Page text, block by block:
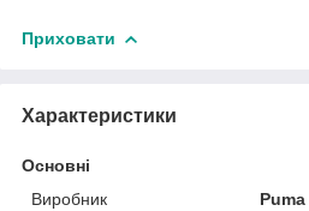
Приховати
Характеристики
Основні
Виробник
Puma